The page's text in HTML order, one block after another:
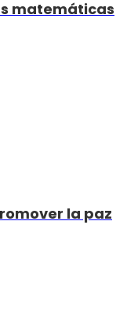
matemáticas
la paz